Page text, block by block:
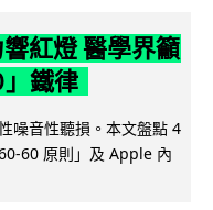
紅燈 醫學界籲
鐵律
噪音性聽損。本文盤點 4
60 原則」及 Apple 內